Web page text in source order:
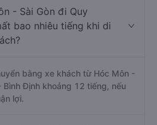
- Sài Gòn đi Quy
bao nhiêu tiếng khi di
bằng xe khách từ Hóc Môn -
Bình Định khoảng 12 tiếng, nếu
lợi.